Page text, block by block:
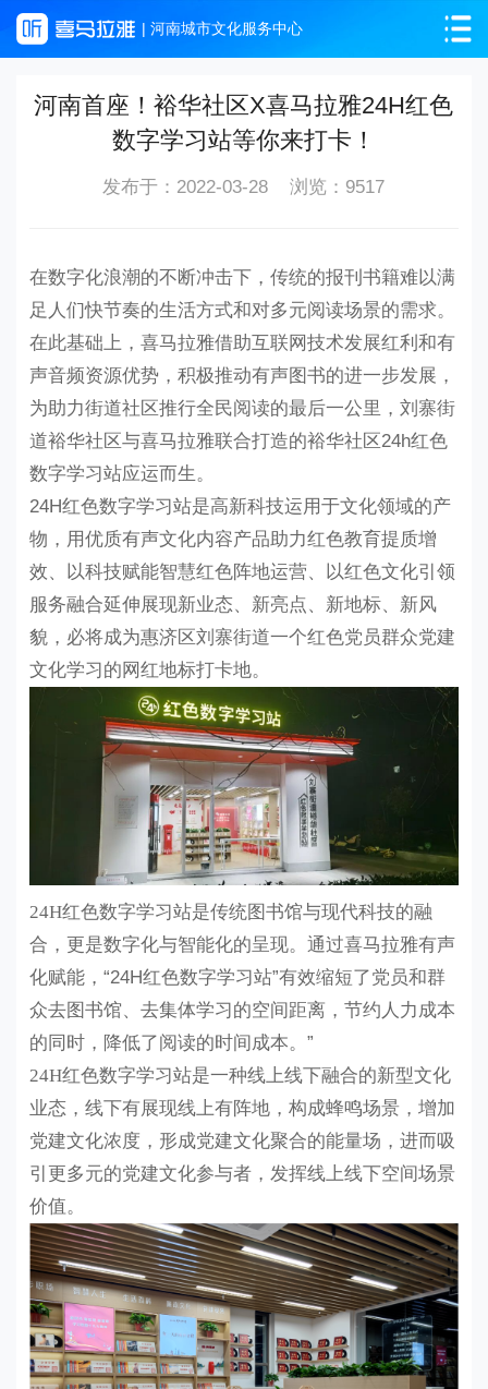
| 河南城市文化服务中心
河南首座！裕华社区X喜马拉雅24H红色
数字学习站等你来打卡！
发布于：2022-03-28 浏览：9517
在数字化浪潮的不断冲击下，传统的报刊书籍难以满
足人们快节奏的生活方式和对多元阅读场景的需求。
在此基础上，喜马拉雅借助互联网技术发展红利和有
声音频资源优势，积极推动有声图书的进一步发展，
为助力街道社区推行全民阅读的最后一公里，刘寨街
道裕华社区与喜马拉雅联合打造的裕华社区 24h红色
数字学习站应运而生。
24H红色数字学习站是高新科技运用于文化领域的产
物，用优质有声文化内容产品助力红色教育提质增
效、以科技赋能智慧红色阵地运营、以红色文化引领
服务融合延伸展现新业态、新亮点、新地标、新风
貌，必将成为惠济区刘寨街道一个红色党员群众党建
文化学习的网红地标打卡地。
24H红色数字学习站是传统图书馆与现代科技的融
合，更是数字化与智能化的呈现。 通过喜马拉雅有声
化赋能， “24H红色数字学习站”有效缩短了党员和群
众去图书馆、去集体学习的空间距离，节约人力成本
的同时，降低了阅读的时间成本。”
24H红色数字学习站是一种线上线下融合的新型文化
业态，线下有展现线上有阵地，构成蜂鸣场景， 增加
党建文化浓度，形成党建文化聚合的能量场，进而吸
引更多元的党建文化参与者，发挥线上线下空间场景
价值。